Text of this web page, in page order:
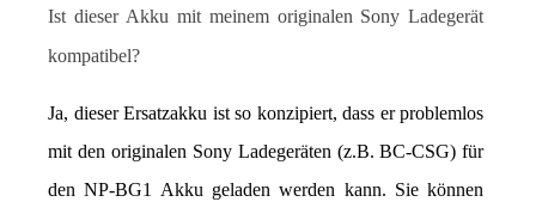
Ist dieser Akku mit meinem originalen Sony Ladegerät
kompatibel?
Ja, dieser Ersatzakku ist so konzipiert, dass er problemlos
mit den originalen Sony Ladegeräten (z.B. BC-CSG) für
den NP-BG1 Akku geladen werden kann. Sie können